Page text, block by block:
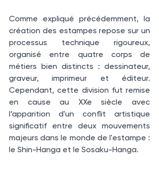
Comme expliqué précédemment, la
création des estampes repose sur un
processus technique rigoureux,
organisé entre quatre corps de
métiers bien distincts : dessinateur,
graveur, imprimeur et éditeur.
Cependant, cette division fut remise
en cause au XXe siècle avec
l’apparition d'un conflit artistique
significatif entre deux mouvements
majeurs dans le monde de l'estampe :
le Shin-Hanga et le Sosaku-Hanga.